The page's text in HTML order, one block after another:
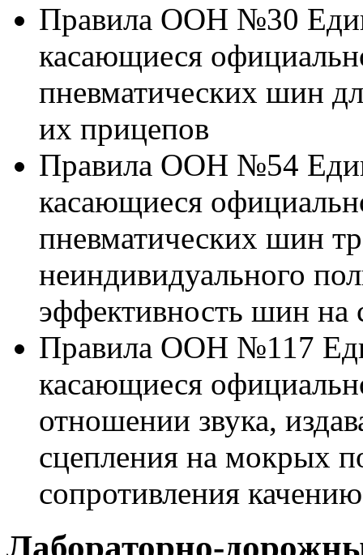
Правила ООН №30
касающиеся
пневматических шин
их прицепов
Правила ООН №54
касающиеся
пневматических шин
неиндивидуального
эффективность шин на
Правила ООН №117
касающиеся
отношении звука,
сцепления на мокрых
сопротивления качению
Лабораторно-